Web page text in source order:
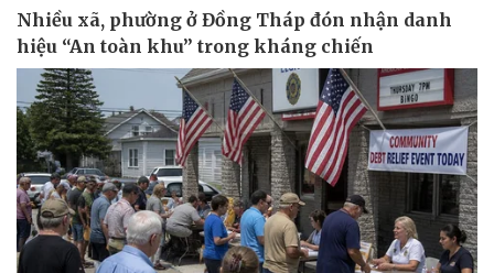
Thể thao
Bóng đá
Lịch thi đấu bóng đá
Thế giới thể thao
eSports
Hậu trường
Ô tô - Xe máy
Ô tô
Xe máy
Tư vấn